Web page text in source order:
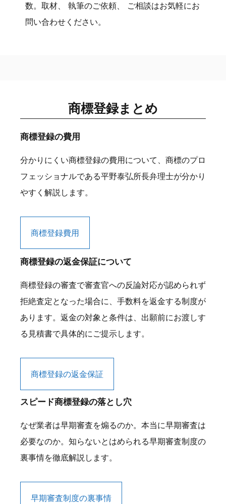
数。取材、 執筆のご依頼、 ご相談はお気軽にお
問い合わせください。
商標登録まとめ
商標登録の費用
分かりにくい商標登録の費用について、商標のプロ
フェッショナルである平野泰弘所長弁理士が分かり
やすく解説します。
商標登録費用
商標登録の返金保証について
商標登録の審査で審査官への反論対応が認められず
拒絶査定となった場合に、手数料を返金する制度が
あります。返金の対象と条件は、出願前にお渡しす
る見積書で具体的にご提示します。
商標登録の返金保証
スピード商標登録の落とし穴
なぜ業者は早期審査を煽るのか。本当に早期審査は
必要なのか。知らないとはめられる早期審査制度の
裏事情を徹底解説します。
早期審査制度の裏事情